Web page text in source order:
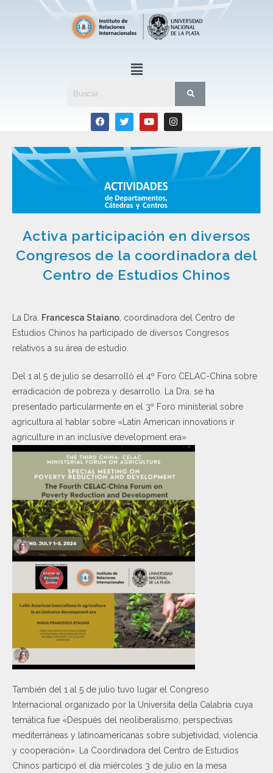
Activa participación en diversos
Congresos de la coordinadora del
Centro de Estudios Chinos
La Dra. Francesca Staiano , coordinadora del Centro de
Estudios Chinos ha participado de diversos Congresos
relativos a su área de estudio.
Del 1 al 5 de julio se desarrolló el 4º Foro CELAC-China sobre
erradicación de pobreza y desarrollo. La Dra. se ha
presentado particularmente en el 3º Foro ministerial sobre
agricultura al hablar sobre «Latin American innovations ir
agriculture in an inclusive development era»
También del 1 al 5 de julio tuvo lugar el Congreso
Internacional organizado por la Universita della Calabria cuya
temática fue «Después del neoliberalismo, perspectivas
mediterráneas y latinoamericanas sobre subjetividad, violencia
y cooperación». La Coordinadora del Centro de Estudios
Chinos participó el día miércoles 3 de julio en la mesa